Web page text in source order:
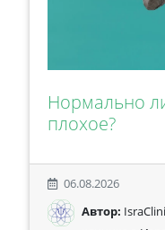
Нормально
плохое?
06.08.2026
Автор: